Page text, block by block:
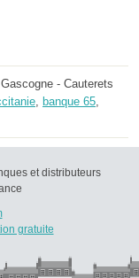
- Cauterets
, banque 65,
et distributeurs
gratuite